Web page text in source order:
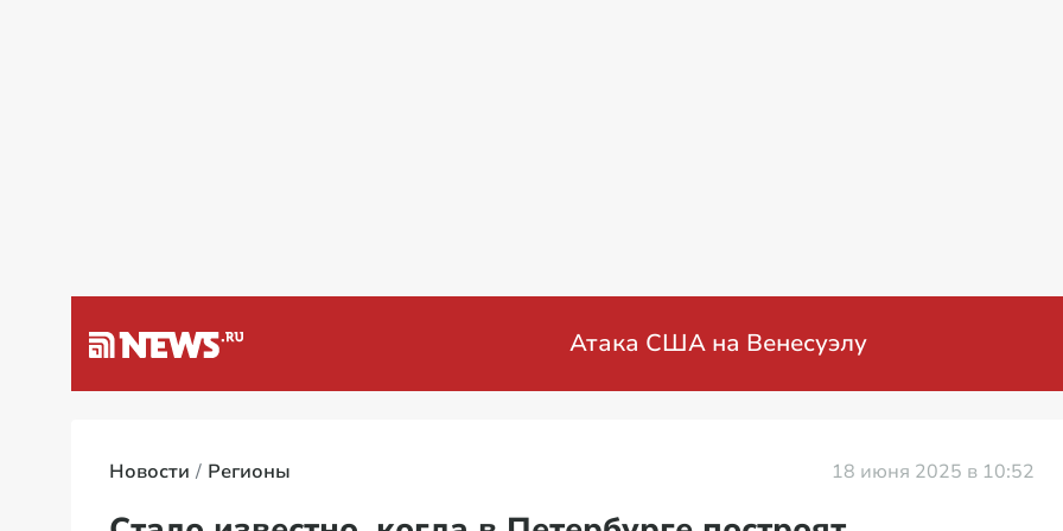
США на Венесуэлу Специальная военная операция на Украине:
Новости Регионы 18 июня 2025 в 10:52